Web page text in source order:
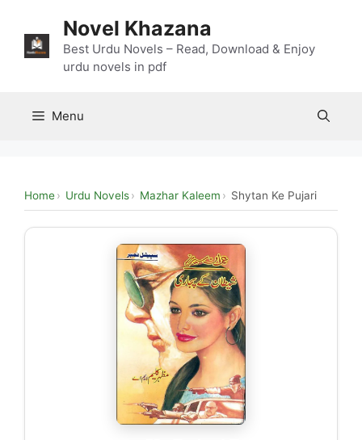
content
Novel Khazana
Best Urdu Novels – Read, Download & Enjoy
urdu novels in pdf
Menu
Home Urdu Novels Mazhar Kaleem Shytan Ke Pujari